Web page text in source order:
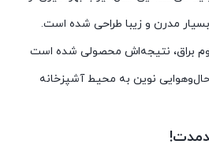
مدرن و زیبا طراحی شده است.
براق، نتیجه‌اش محصولی شده است
حال‌وهوایی نوین به محیط آشپزخانه